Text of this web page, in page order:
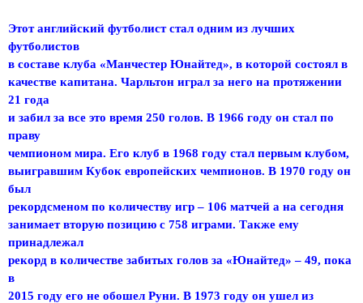
Этот английский футболист стал одним из лучших
футболистов
в составе клуба «Манчестер Юнайтед», в которой состоял в
качестве капитана. Чарльтон играл за него на протяжении
21 года
и забил за все это время 250 голов. В 1966 году он стал по
праву
чемпионом мира. Его клуб в 1968 году стал первым клубом,
выигравшим Кубок европейских чемпионов. В 1970 году он
был
рекордсменом по количеству игр – 106 матчей а на сегодня
занимает вторую позицию с 758 играми. Также ему
принадлежал
рекорд в количестве забитых голов за «Юнайтед» – 49, пока
в
2015 году его не обошел Руни. В 1973 году он ушел из